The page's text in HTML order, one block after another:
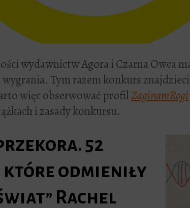
wydawnictw Agora i Czarna Owca
Tym razem konkurs
więc obserwować profilZaginamRogi
i zasady konkursu.
52
które odmieniły
Rachel